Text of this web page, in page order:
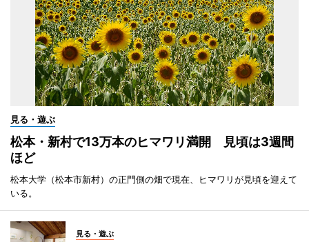
見る・遊ぶ
松本・新村で13万本のヒマワリ満開 見頃は3週間
ほど
松本大学（松本市新村）の正門側の畑で現在、ヒマワリが見頃を迎えて
いる。
見る・遊ぶ